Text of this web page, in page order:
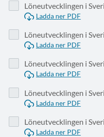
Löneutvecklingen i
Ladda ner PDF
Löneutvecklingen i
Ladda ner PDF
Löneutvecklingen i
Ladda ner PDF
Löneutvecklingen i
Ladda ner PDF
Löneutvecklingen i
Ladda ner PDF